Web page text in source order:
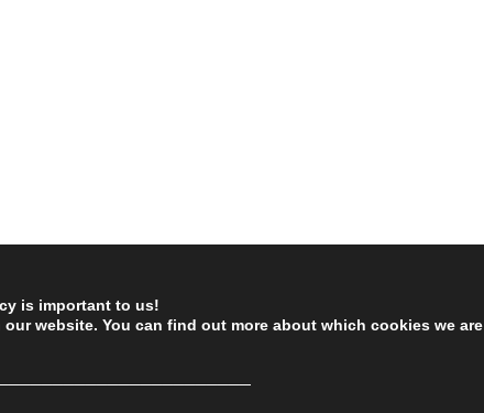
is important to us!
website. You can find out more about which cookies we are